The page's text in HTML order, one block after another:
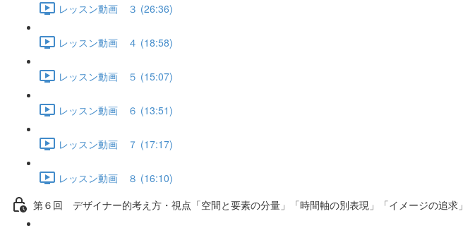
レッスン動画 ３ (26:36)
レッスン動画 ４ (18:58)
レッスン動画 ５ (15:07)
レッスン動画 ６ (13:51)
レッスン動画 ７ (17:17)
レッスン動画 ８ (16:10)
第６回 デザイナー的考え方・視点「空間と要素の分量」「時間軸の別表現」「イメージの追求」